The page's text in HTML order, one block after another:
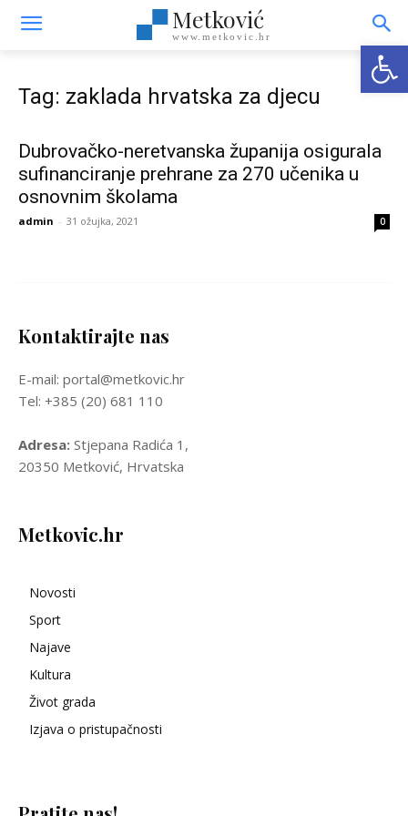
Metković
www.metkovic.hr
Tag: zaklada hrvatska za djecu
Dubrovačko-neretvanska županija osigurala
sufinanciranje prehrane za 270 učenika u
osnovnim školama
admin - 31 ožujka, 2021 0
Kontaktirajte nas
E-mail: portal@metkovic.hr
Tel: +385 (20) 681 110
Adresa: Stjepana Radića 1,
20350 Metković, Hrvatska
Metkovic.hr
Novosti
Sport
Najave
Kultura
Život grada
Izjava o pristupačnosti